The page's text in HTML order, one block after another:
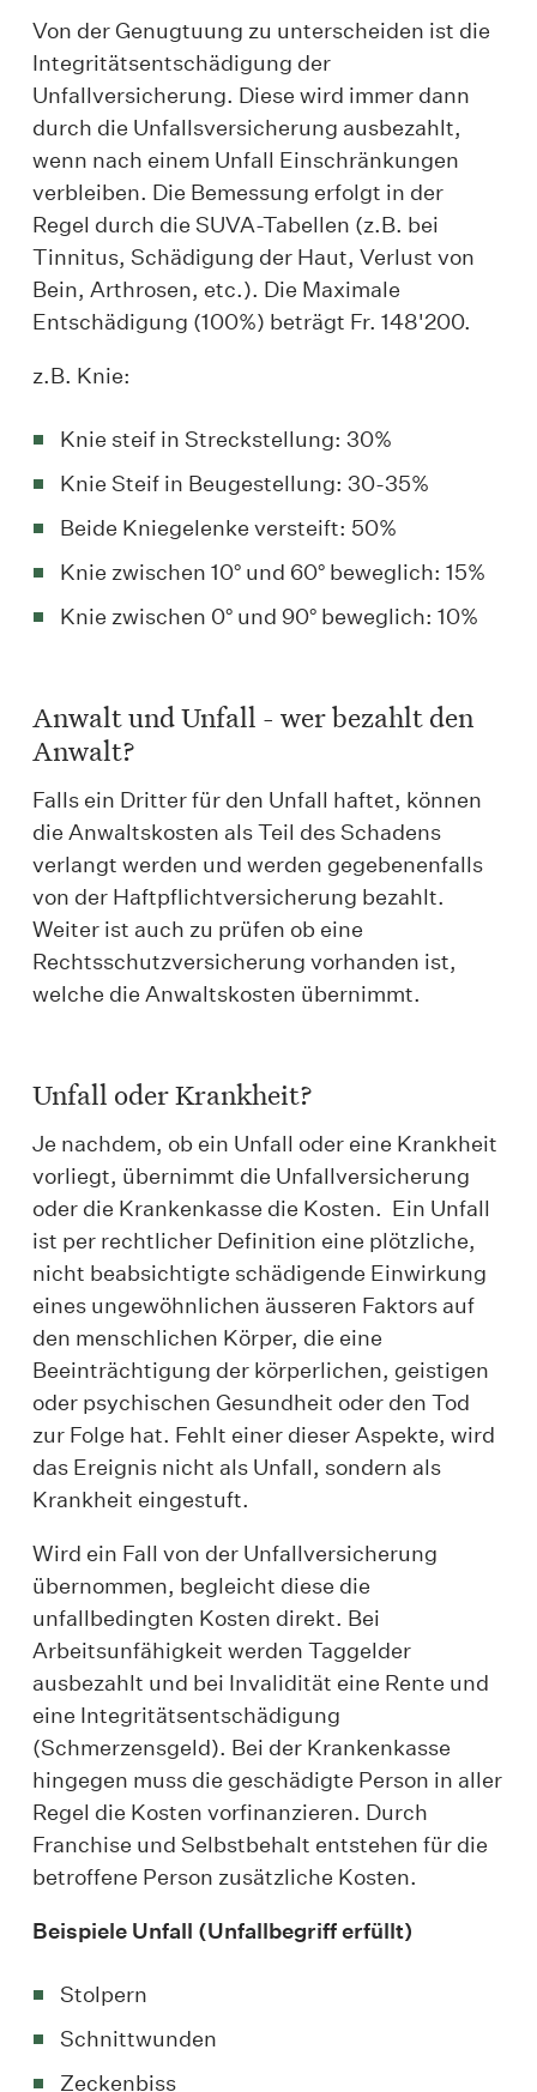
Von der Genugtuung zu unterscheiden ist die
Integritätsentschädigung der
Unfallversicherung. Diese wird immer dann
durch die Unfallsversicherung ausbezahlt,
wenn nach einem Unfall Einschränkungen
verbleiben. Die Bemessung erfolgt in der
Regel durch die SUVA-Tabellen (z.B. bei
Tinnitus, Schädigung der Haut, Verlust von
Bein, Arthrosen, etc.). Die Maximale
Entschädigung (100%) beträgt Fr. 148'200.
z.B. Knie:
Knie steif in Streckstellung: 30%
Knie Steif in Beugestellung: 30-35%
Beide Kniegelenke versteift: 50%
Knie zwischen 10° und 60° beweglich: 15%
Knie zwischen 0° und 90° beweglich: 10%
Anwalt und Unfall - wer bezahlt den
Anwalt?
Falls ein Dritter für den Unfall haftet, können
die Anwaltskosten als Teil des Schadens
verlangt werden und werden gegebenenfalls
von der Haftpflichtversicherung bezahlt.
Weiter ist auch zu prüfen ob eine
Rechtsschutzversicherung vorhanden ist,
welche die Anwaltskosten übernimmt.
Unfall oder Krankheit?
Je nachdem, ob ein Unfall oder eine Krankheit
vorliegt, übernimmt die Unfallversicherung
oder die Krankenkasse die Kosten. Ein Unfall
ist per rechtlicher Definition eine plötzliche,
nicht beabsichtigte schädigende Einwirkung
eines ungewöhnlichen äusseren Faktors auf
den menschlichen Körper, die eine
Beeinträchtigung der körperlichen, geistigen
oder psychischen Gesundheit oder den Tod
zur Folge hat. Fehlt einer dieser Aspekte, wird
das Ereignis nicht als Unfall, sondern als
Krankheit eingestuft.
Wird ein Fall von der Unfallversicherung
übernommen, begleicht diese die
unfallbedingten Kosten direkt. Bei
Arbeitsunfähigkeit werden Taggelder
ausbezahlt und bei Invalidität eine Rente und
eine Integritätsentschädigung
(Schmerzensgeld). Bei der Krankenkasse
hingegen muss die geschädigte Person in aller
Regel die Kosten vorfinanzieren. Durch
Franchise und Selbstbehalt entstehen für die
betroffene Person zusätzliche Kosten.
Beispiele Unfall (Unfallbegriff erfüllt)
Stolpern
Schnittwunden
Zeckenbiss